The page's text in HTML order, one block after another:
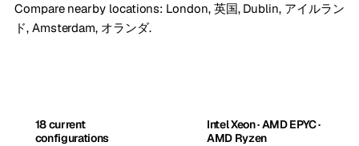
Compare nearby locations: London, 英国, Dublin, アイルラン
ド, Amsterdam, オランダ.
18 current
configurations
Intel Xeon · AMD EPYC ·
AMD Ryzen